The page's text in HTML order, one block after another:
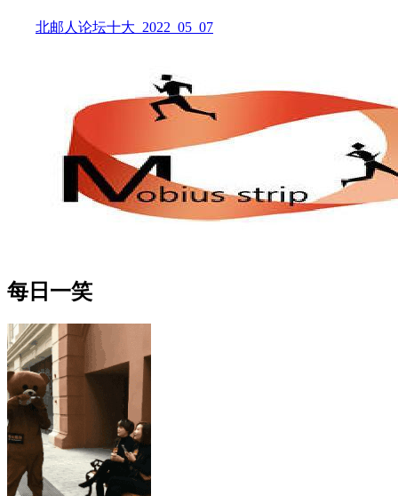
北邮人论坛十大_2022_05_07
每日一笑